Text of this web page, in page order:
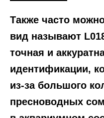
Также часто
вид называют
точная и
идентификации,
из-за большого
пресноводных